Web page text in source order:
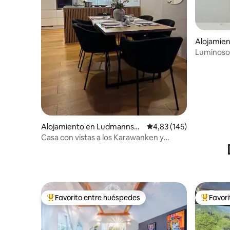
Alojamiento en Ludmannsd
orf
Calificación promedio:
4,83 (145)
Casa con vistas a los Karawanken y
Favorito entre los huéspedes más destacados
Favorito entre huéspedes